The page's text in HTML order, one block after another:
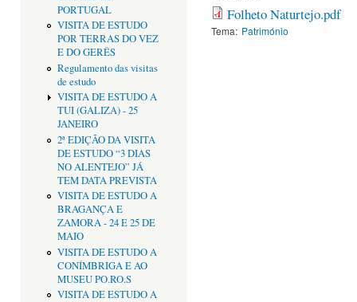
PORTUGAL
VISITA DE ESTUDO
POR TERRAS DO VEZ
E DO GERÊS
Regulamento das visitas
de estudo
VISITA DE ESTUDO A
TUI (GALIZA) - 25
JANEIRO
2ª EDIÇÃO DA VISITA
DE ESTUDO “3 DIAS
NO ALENTEJO” JÁ
TEM DATA PREVISTA
VISITA DE ESTUDO A
BRAGANÇA E
ZAMORA - 24 E 25 DE
MAIO
VISITA DE ESTUDO A
CONÍMBRIGA E AO
MUSEU PO.RO.S
VISITA DE ESTUDO A
Folheto Naturtejo.pdf
Tema: Património